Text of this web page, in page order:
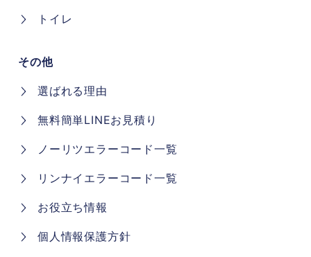
トイレ
個人情報保護方針
お役立ち情報
リンナイエラーコード一覧
ノーリツエラーコード一覧
無料簡単LINEお見積り
選ばれる理由
その他